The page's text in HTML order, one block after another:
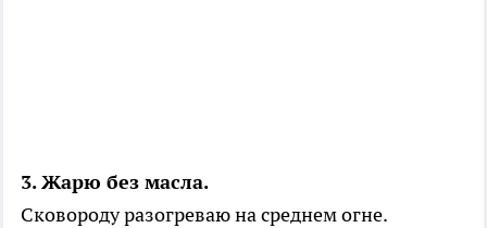
3. Жарю без масла.
Сковороду разогреваю на среднем огне.